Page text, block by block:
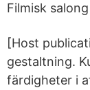
Filmisk
[Host
gestaltning.
färdigheter i